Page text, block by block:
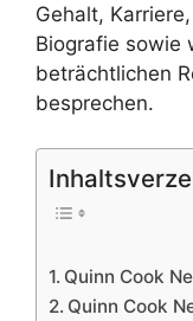
Gehalt,
Biografie sowie
beträchtlichen
besprechen.
Quinn Cook
Quinn Cook